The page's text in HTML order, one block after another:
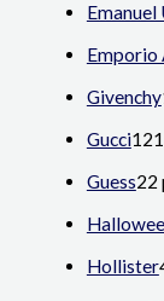
Emanuel
Emporio
Givenchy
Gucci12
Guess22
Hollister